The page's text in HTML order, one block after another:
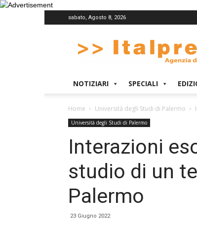
sabato, Agosto 8, 2026
NOTIZIARI SPECIALI
Home Università degli Studi di Palermo
Università degli Studi di Palermo
Interazioni
studio di un
Palermo
23 Giugno 2022